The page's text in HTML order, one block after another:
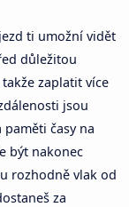
ti umožní vidět
důležitou
zaplatit více
jsou
časy na
být nakonec
rozhodně vlak od
za